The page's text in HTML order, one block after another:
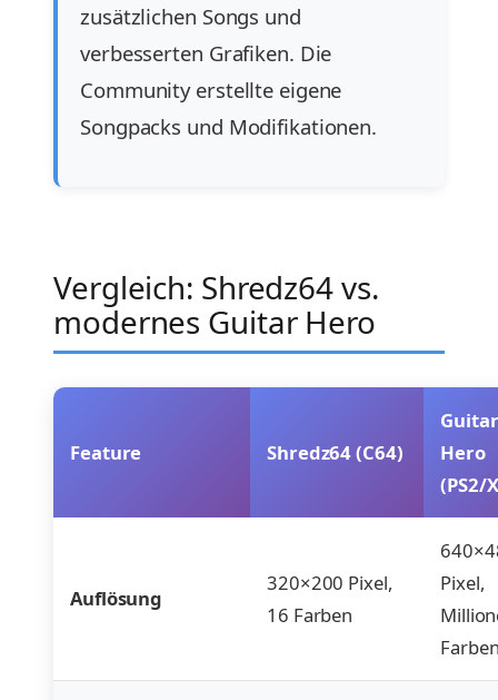
zusätzlichen Songs und
verbesserten Grafiken. Die
Community erstellte eigene
Songpacks und Modifikationen.
Vergleich: Shredz64 vs.
modernes Guitar Hero
Feature Shredz64 (C64)
Guitar
Hero
(PS2/
Auflösung
320×200 Pixel,
16 Farben
Pixel,